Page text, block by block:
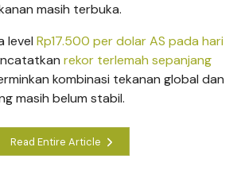
masih terbuka.
level Rp17.500 per dolar AS pada hari
rekor terlemah sepanjang
kombinasi tekanan global dan
masih belum stabil.
Read Entire Article